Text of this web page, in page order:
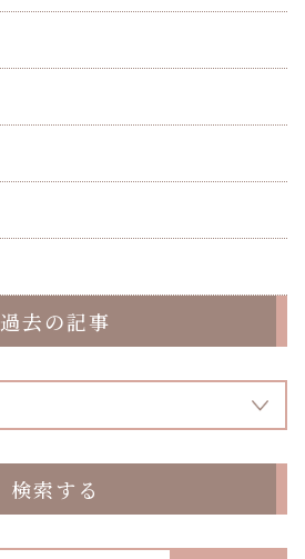
過去の記事
検索する